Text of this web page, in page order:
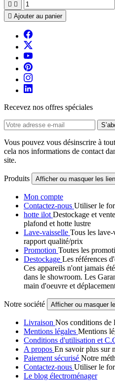
 
 Ajouter au panier
Recevez nos offres spéciales
Vous pouvez vous désinscrire à
cela nos informations de contact
site.
Produits Afficher ou masquer les
Mon compte
Contactez-nous Utiliser le
hotte ilot Destockage et
plafond et hotte lustre
Lave-vaisselle Tous les
rapport qualité/prix
Promotion Toutes les
Destockage Les références
Ces appareils n'ont jamais
dans le showroom. Les
main d'oeuvre et
Notre société Afficher ou masquer
Livraison Nos conditions de
Mentions légales Mentions
Conditions d'utilisation et
A propos En savoir plus sur
Paiement sécurisé Notre
Contactez-nous Utiliser le
Le blog électroménager